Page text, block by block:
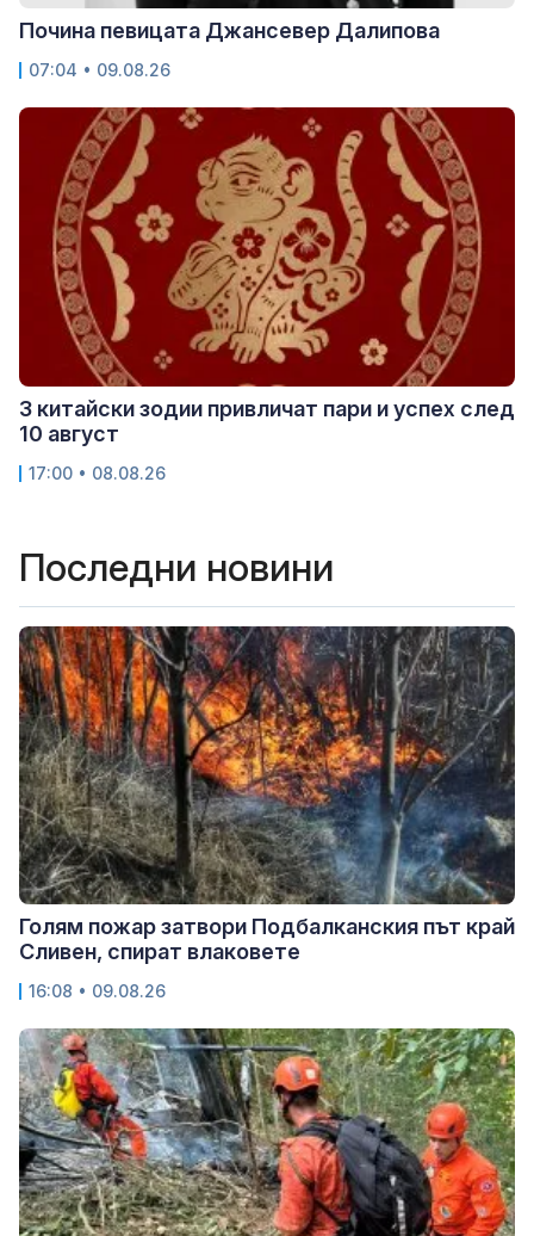
Почина певицата Джансевер Далипова
07:04 • 09.08.26
3 китайски зодии привличат пари и успех след
10 август
17:00 • 08.08.26
Последни новини
Голям пожар затвори Подбалканския път край
Сливен, спират влаковете
16:08 • 09.08.26